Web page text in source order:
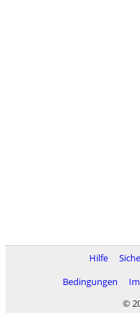
Hilfe
Bedingungen
©